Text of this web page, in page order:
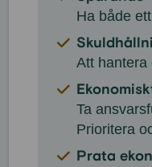
Ha både
Att hantera
Ta
Prioritera
Prata